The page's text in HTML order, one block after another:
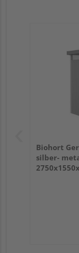
Biohort
silber-